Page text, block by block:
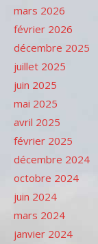
mars 2026
février 2026
décembre 2025
juillet 2025
juin 2025
mai 2025
avril 2025
février 2025
décembre 2024
octobre 2024
juin 2024
mars 2024
janvier 2024